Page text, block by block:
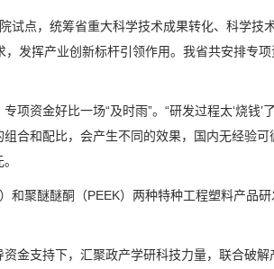
点，统筹省重大科学技术成果转化、科学技
发挥产业创新标杆引领作用。我省共安排专
资金好比一场“及时雨”。“研发过程太‘烧钱’
合和配比，会产生不同的效果，国内无经验可
聚醚醚酮（PEEK）两种特种工程塑料产品研
支持下，汇聚政产学研科技力量，联合破解